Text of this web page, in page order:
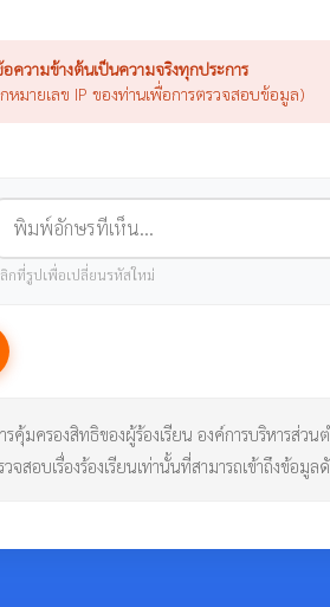
อความข้างต้นเป็นความจริงทุกประการ
หมายเลข IP ของท่านเพื่อการตรวจสอบข้อมูล)
กที่รูปเพื่อเปลี่ยนรหัสใหม่
คุ้มครองสิทธิของผู้ร้องเรียน องค์การบริหารส่
จสอบเรื่องร้องเรียนเท่านั้นที่สามารถเข้าถึงข้อมูล